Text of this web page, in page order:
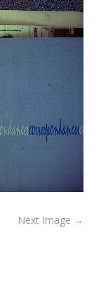
Next Image →